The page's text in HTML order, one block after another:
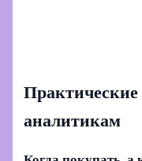
аналитикам